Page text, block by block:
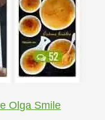
Olga Smile